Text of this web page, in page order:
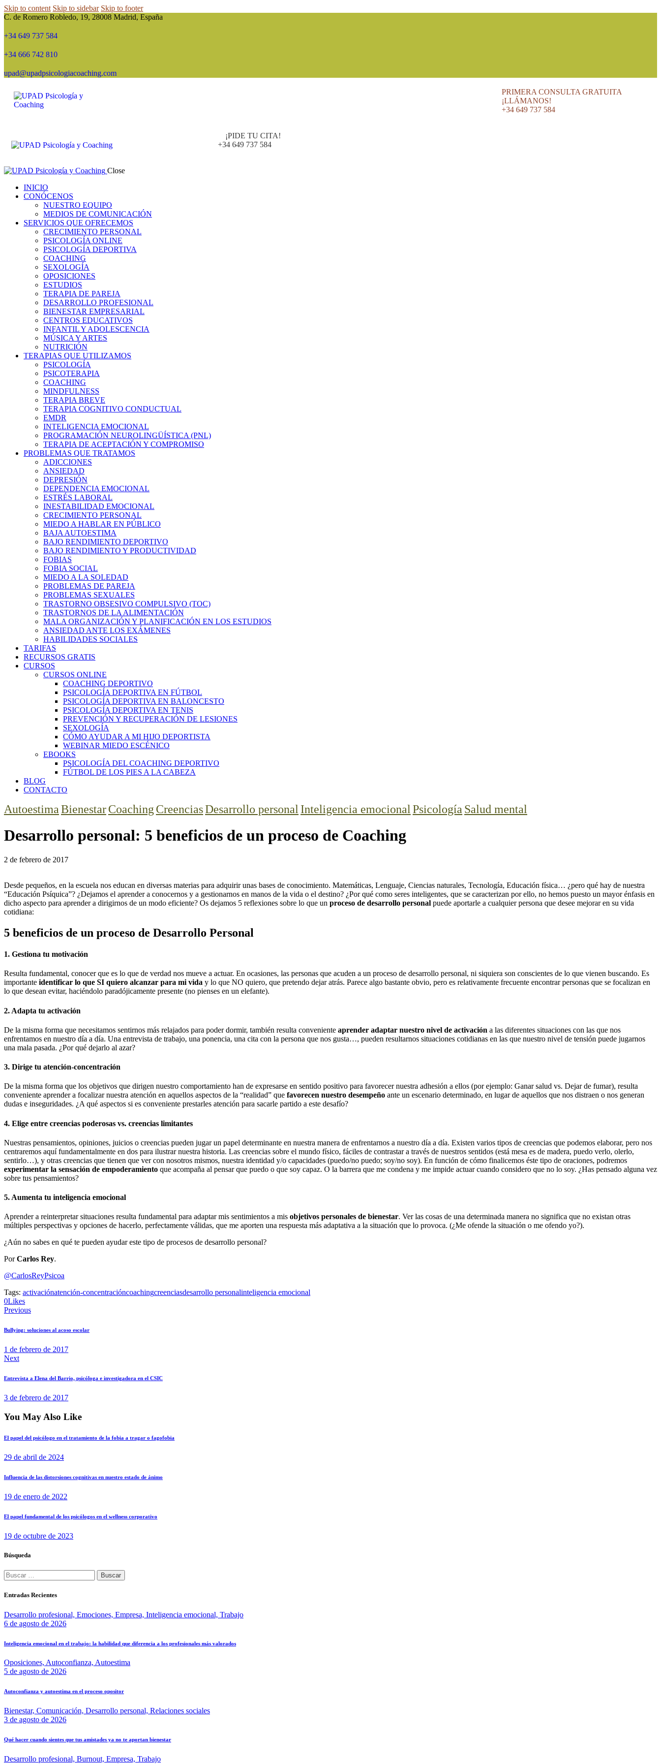
Skip to content Skip to sidebar Skip to footer
C. de Romero Robledo, 19, 28008 Madrid, España
+34 649 737 584
+34 666 742 810
upad@upadpsicologiacoaching.com
PRIMERA CONSULTA GRATUITA
¡LLÁMANOS!
+34 649 737 584
¡PIDE TU CITA!
+34 649 737 584
Close
INICIO
CONÓCENOS
NUESTRO EQUIPO
MEDIOS DE COMUNICACIÓN
SERVICIOS QUE OFRECEMOS
CRECIMIENTO PERSONAL
PSICOLOGÍA ONLINE
PSICOLOGÍA DEPORTIVA
COACHING
SEXOLOGÍA
OPOSICIONES
ESTUDIOS
TERAPIA DE PAREJA
DESARROLLO PROFESIONAL
BIENESTAR EMPRESARIAL
CENTROS EDUCATIVOS
INFANTIL Y ADOLESCENCIA
MÚSICA Y ARTES
NUTRICIÓN
TERAPIAS QUE UTILIZAMOS
PSICOLOGÍA
PSICOTERAPIA
COACHING
MINDFULNESS
TERAPIA BREVE
TERAPIA COGNITIVO CONDUCTUAL
EMDR
INTELIGENCIA EMOCIONAL
PROGRAMACIÓN NEUROLINGÜÍSTICA (PNL)
TERAPIA DE ACEPTACIÓN Y COMPROMISO
PROBLEMAS QUE TRATAMOS
ADICCIONES
ANSIEDAD
DEPRESIÓN
DEPENDENCIA EMOCIONAL
ESTRÉS LABORAL
INESTABILIDAD EMOCIONAL
CRECIMIENTO PERSONAL
MIEDO A HABLAR EN PÚBLICO
BAJA AUTOESTIMA
BAJO RENDIMIENTO DEPORTIVO
BAJO RENDIMIENTO Y PRODUCTIVIDAD
FOBIAS
FOBIA SOCIAL
MIEDO A LA SOLEDAD
PROBLEMAS DE PAREJA
PROBLEMAS SEXUALES
TRASTORNO OBSESIVO COMPULSIVO (TOC)
TRASTORNOS DE LA ALIMENTACIÓN
MALA ORGANIZACIÓN Y PLANIFICACIÓN EN LOS ESTUDIOS
ANSIEDAD ANTE LOS EXÁMENES
HABILIDADES SOCIALES
TARIFAS
RECURSOS GRATIS
CURSOS
CURSOS ONLINE
COACHING DEPORTIVO
PSICOLOGÍA DEPORTIVA EN FÚTBOL
PSICOLOGÍA DEPORTIVA EN BALONCESTO
PSICOLOGÍA DEPORTIVA EN TENIS
PREVENCIÓN Y RECUPERACIÓN DE LESIONES
SEXOLOGÍA
CÓMO AYUDAR A MI HIJO DEPORTISTA
WEBINAR MIEDO ESCÉNICO
EBOOKS
PSICOLOGÍA DEL COACHING DEPORTIVO
FÚTBOL DE LOS PIES A LA CABEZA
BLOG
CONTACTO
Autoestima BienestarCoaching CreenciasDesarrollo personal Inteligencia emocional Psicología Salud mental
Desarrollo personal: 5 beneficios de un proceso de Coaching
2 de febrero de 2017
Desde pequeños, en la escuela nos educan en diversas materias para adquirir unas bases de conocimiento. Matemáticas, Lenguaje, Ciencias naturales, Tecnología, Educación física… ¿pero qué hay de nuestra
“Educación Psíquica”? ¿Dejamos el aprender a conocernos y a gestionarnos en manos de la vida o el destino? ¿Por qué como seres inteligentes, que se caracterizan por ello, no hemos puesto un mayor énfasis en
dicho aspecto para aprender a dirigirnos de un modo eficiente? Os dejamos 5 reflexiones sobre lo que un proceso de desarrollo personal puede aportarle a cualquier persona que desee mejorar en su vida
cotidiana:
5 beneficios de un proceso de Desarrollo Personal
1. Gestiona tu motivación
Resulta fundamental, conocer que es lo que de verdad nos mueve a actuar. En ocasiones, las personas que acuden a un proceso de desarrollo personal, ni siquiera son conscientes de lo que vienen buscando. Es
importante identificar lo que SI quiero alcanzar para mi vida y lo que NO quiero, que pretendo dejar atrás. Parece algo bastante obvio, pero es relativamente frecuente encontrar personas que se focalizan en
lo que desean evitar, haciéndolo paradójicamente presente (no pienses en un elefante).
2. Adapta tu activación
De la misma forma que necesitamos sentirnos más relajados para poder dormir, también resulta conveniente aprender adaptar nuestro nivel de activación a las diferentes situaciones con las que nos
enfrentamos en nuestro día a día. Una entrevista de trabajo, una ponencia, una cita con la persona que nos gusta…, pueden resultarnos situaciones cotidianas en las que nuestro nivel de tensión puede jugarnos
una mala pasada. ¿Por qué dejarlo al azar?
3. Dirige tu atención-concentración
De la misma forma que los objetivos que dirigen nuestro comportamiento han de expresarse en sentido positivo para favorecer nuestra adhesión a ellos (por ejemplo: Ganar salud vs. Dejar de fumar), resulta
conveniente aprender a focalizar nuestra atención en aquellos aspectos de la “realidad” que favorecen nuestro desempeño ante un escenario determinado, en lugar de aquellos que nos distraen o nos generan
dudas e inseguridades. ¿A qué aspectos si es conveniente prestarles atención para sacarle partido a este desafío?
4. Elige entre creencias poderosas vs. creencias limitantes
Nuestras pensamientos, opiniones, juicios o creencias pueden jugar un papel determinante en nuestra manera de enfrentarnos a nuestro día a día. Existen varios tipos de creencias que podemos elaborar, pero nos
centraremos aquí fundamentalmente en dos para ilustrar nuestra historia. Las creencias sobre el mundo físico, fáciles de contrastar a través de nuestros sentidos (está mesa es de madera, puedo verlo, olerlo,
sentirlo…), y otras creencias que tienen que ver con nosotros mismos, nuestra identidad y/o capacidades (puedo/no puedo; soy/no soy). En función de cómo finalicemos éste tipo de oraciones, podremos
experimentar la sensación de empoderamiento que acompaña al pensar que puedo o que soy capaz. O la barrera que me condena y me impide actuar cuando considero que no lo soy. ¿Has pensado alguna vez
sobre tus pensamientos?
5. Aumenta tu inteligencia emocional
Aprender a reinterpretar situaciones resulta fundamental para adaptar mis sentimientos a mis objetivos personales de bienestar. Ver las cosas de una determinada manera no significa que no existan otras
múltiples perspectivas y opciones de hacerlo, perfectamente válidas, que me aporten una respuesta más adaptativa a la situación que lo provoca. (¿Me ofende la situación o me ofendo yo?).
¿Aún no sabes en qué te pueden ayudar este tipo de procesos de desarrollo personal?
PorCarlos Rey.
@CarlosReyPsicoa
Tags: activaciónatención-concentracióncoachingcreenciasdesarrollo personalinteligencia emocional
0Likes
Previous
Bullying: soluciones al acoso escolar
1 de febrero de 2017
Next
Entrevista a Elena del Barrio, psicóloga e investigadora en el CSIC
3 de febrero de 2017
You May Also Like
El papel del psicólogo en el tratamiento de la fobia a tragar o fagofobia
29 de abril de 2024
Influencia de las distorsiones cognitivas en nuestro estado de ánimo
19 de enero de 2022
El papel fundamental de los psicólogos en el wellness corporativo
19 de octubre de 2023
Búsqueda
Entradas Recientes
Desarrollo profesional, Emociones, Empresa, Inteligencia emocional, Trabajo
6 de agosto de 2026
Inteligencia emocional en el trabajo: la habilidad que diferencia a los profesionales más valorados
Oposiciones, Autoconfianza, Autoestima
5 de agosto de 2026
Autoconfianza y autoestima en el proceso opositor
Bienestar, Comunicación, Desarrollo personal, Relaciones sociales
3 de agosto de 2026
Qué hacer cuando sientes que tus amistades ya no te aportan bienestar
Desarrollo profesional, Burnout, Empresa, Trabajo